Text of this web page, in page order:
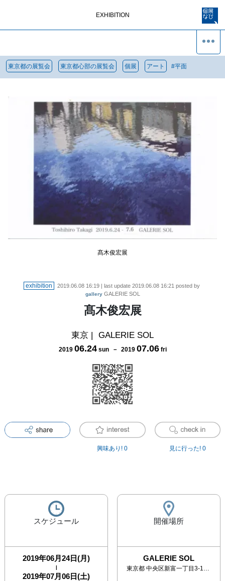
EXHIBITION
東京都の展覧会 東京都心部の展覧会 個展 アート #平面
髙木俊宏展
exhibition 2019.06.08 16:19 | last update 2019.06.08 16:21 posted by
gallery GALERIE SOL
髙木俊宏展
東京 | GALERIE SOL
2019 06.24 sun－ 2019 07.06 fri
興味あり! 0 見に行った! 0
スケジュール
2019年06月24日(月)
|
2019年07月06日(土)
開催場所
GALERIE SOL
東京都 中央区新富一丁目3-11 銀座BLD. No.1 3階